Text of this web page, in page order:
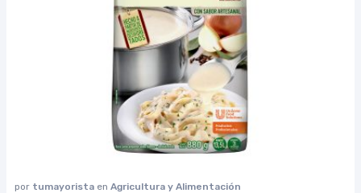
por tumayorista en Agricultura y Alimentación